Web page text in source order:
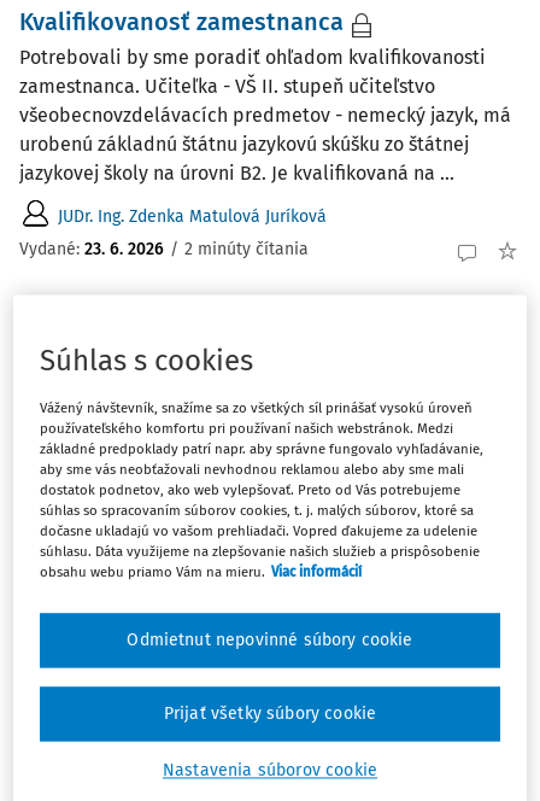
Kvalifikovanosť zamestnanca
Potrebovali by sme poradiť ohľadom kvalifikovanosti
zamestnanca. Učiteľka - VŠ II. stupeň učiteľstvo
všeobecnovzdelávacích predmetov - nemecký jazyk, má
urobenú základnú štátnu jazykovú skúšku zo štátnej
jazykovej školy na úrovni B2. Je kvalifikovaná na ...
JUDr. Ing. Zdenka Matulová Juríková
Vydané: 23. 6. 2026 / 2 minúty čítania
Úloha mäkkých zručností v práci moderného
V MULTIKULTÚRNEJ A INKLUZÍVNEJ TRIEDE Článok
charakterizuje tri kľúčové oblasti mäkkých zručností
učiteľov: emocionálnu inteligenciu, adaptabilitu a
profesionálny rozvoj, ktoré priamo ovplyvňujú
efektívnosť výučby v školách. Tieto oblasti sa uplatňujú v
prof. dr hab. Stanisław Juszczyk DrSc.
22. 6. 2026 / 11 minút čítania
Mäkké zručnosti v edukačnom procese
Súhlas s cookies
Vážený návštevník, snažíme sa zo všetkých síl prinášať vysokú úroveň
používateľského komfortu pri používaní našich webstránok. Medzi
základné predpoklady patrí napr. aby správne fungovalo vyhľadávanie,
aby sme vás neobťažovali nevhodnou reklamou alebo aby sme mali
dostatok podnetov, ako web vylepšovať. Preto od Vás potrebujeme
súhlas so spracovaním súborov cookies, t. j. malých súborov, ktoré sa
dočasne ukladajú vo vašom prehliadači. Vopred ďakujeme za udelenie
súhlasu. Dáta využijeme na zlepšovanie našich služieb a prispôsobenie
obsahu webu priamo Vám na mieru. Viac informácií
Nastavenia súborov cookie
Odmietnut nepovinné súbory cookie
Prijať všetky súbory cookie